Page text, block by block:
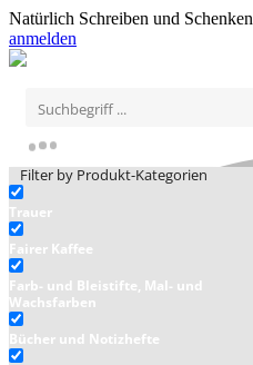
Natürlich Schreiben und Schenken
anmelden
Filter by Produkt-Kategorien
Trauer
Fairer Kaffee
Farb- und Bleistifte, Mal- und
Wachsfarben
Bücher und Notizhefte